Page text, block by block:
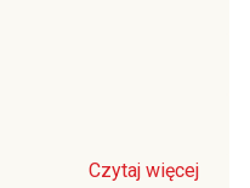
Czytaj więcej